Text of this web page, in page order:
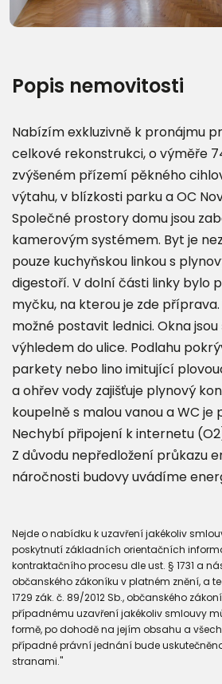
Popis nemovitosti
Nabízím exkluzivně k pronájmu
celkové rekonstrukci, o výměře
zvýšeném přízemí pěkného
výtahu, v blízkosti parku a OC
Společné prostory domu jsou
kamerovým systémem. Byt je
pouze kuchyňskou linkou s
digestoří. V dolní části linky bylo
myčku, na kterou je zde
možné postavit lednici. Okna
výhledem do ulice. Podlahu
parkety nebo lino imitující
a ohřev vody zajišťuje plynový
koupelně s malou vanou a WC je
Nechybí připojení k internetu
Z důvodu nepředložení průkazu
náročnosti budovy uvádíme
Nejde o nabídku k uzavření jakékoliv
poskytnutí základních orientačních
kontraktačního procesu dle ust. § 1731 a
občanského zákoníku v platném znění, a
1729 zák. č. 89/2012 Sb., občanského
případnému uzavření jakékoliv smlouvy
formě, po dohodě na jejím obsahu a
případné právní jednání bude
stranami."